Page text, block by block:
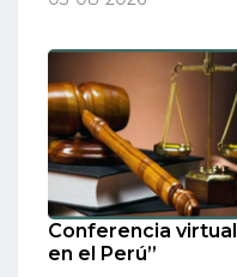
Conferencia
en el Perú”